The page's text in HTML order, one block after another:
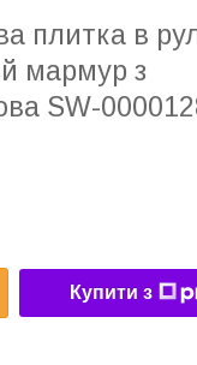
плитка в
мармур з
SW-
Купити з